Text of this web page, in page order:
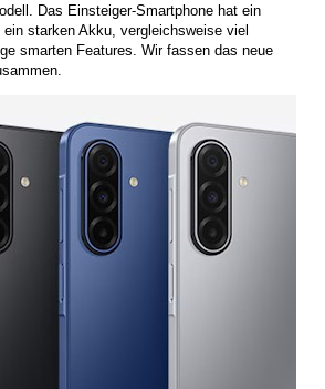
Das Einsteiger-Smartphone hat ein
starken Akku, vergleichsweise viel
smarten Features. Wir fassen das neue